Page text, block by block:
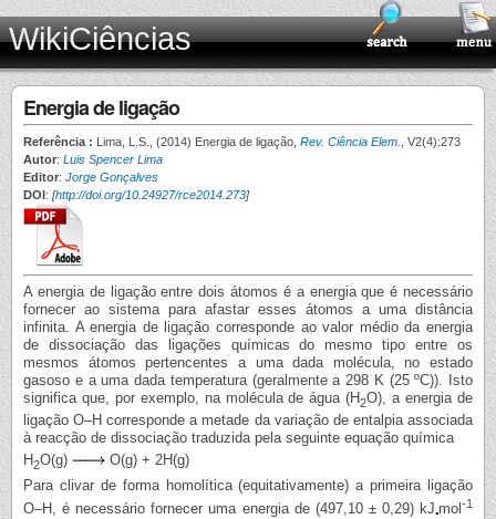
WikiCiências
Energia de ligação
Referência : Lima, L.S., (2014) Energia de ligação, Rev. Ciência Elem.
, V2(4):273
Autor: Luis Spencer Lima
Editor: Jorge Gonçalves
DOI: [http://doi.org/10.24927/rce2014.273]
A energia de ligação entre dois átomos é a energia que é necessário
fornecer ao sistema para afastar esses átomos a uma distância
infinita. A energia de ligação corresponde ao valor médio da energia
de dissociação das ligações químicas do mesmo tipo entre os
mesmos átomos pertencentes a uma dada molécula, no estado
gasoso e a uma dada temperatura (geralmente a 298 K (25 ºC)). Isto
significa que, por exemplo, na molécula de água (H2O), a energia de
ligação O–H corresponde a metade da variação de entalpia associada
à reacção de dissociação traduzida pela seguinte equação química
H2O(g)
O(g) + 2H(g)
Para clivar de forma homolítica (equitativamente) a primeira ligação
O–H, é necessário fornecer uma energia de (497,10 ± 0,29) kJ mol -1